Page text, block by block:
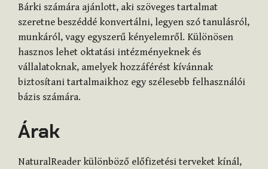
Bárki számára ajánlott, aki szöveges tartalmat
szeretne beszéddé konvertálni, legyen szó tanulásról,
munkáról, vagy egyszerű kényelemről. Különösen
hasznos lehet oktatási intézményeknek és
vállalatoknak, amelyek hozzáférést kívánnak
biztosítani tartalmaikhoz egy szélesebb felhasználói
bázis számára.
Árak
NaturalReader különböző előfizetési terveket kínál,